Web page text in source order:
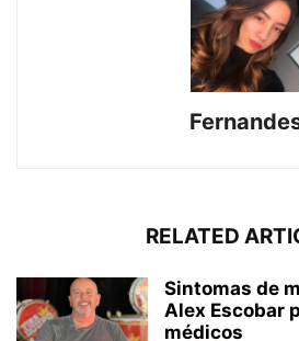
RELATED
Sintomas de
Alex Escobar
médicos